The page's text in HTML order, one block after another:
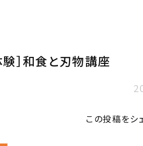
験］和食と刃物講座
この投稿をシ